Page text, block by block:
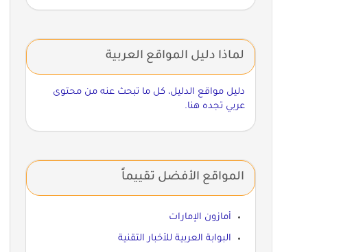
لماذا دليل المواقع العربية
دليل مواقع الدليل، كل ما تبحث عنه من محتوى
عربي تجده هنا.
المواقع الأفضل تقييماً
أمازون الإمارات
البوابة العربية للأخبار التقنية